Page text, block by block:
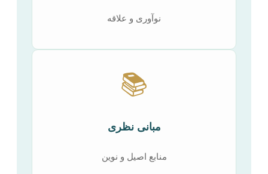
نوآوری و علاقه
📚
مبانی نظری
منابع اصیل و نوین